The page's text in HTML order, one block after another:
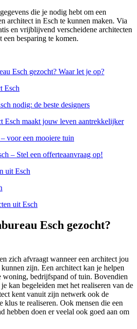
die je nodig hebt om een
architect in Esch te kunnen maken. Via
en vrijblijvend verscheidene architecten
besparing te komen.
Esch gezocht? Waar let je op?
Esch
nodig: de beste designers
Esch maakt jouw leven aantrekkelijker
voor een mooiere tuin
– Stel een offerteaanvraag op!
uit Esch
uit Esch
Esch gezocht?
zich afvraagt wanneer een architect jou
zijn. Een architect kan je helpen
woning, bedrijfspand of tuin. Bovendien
kan begeleiden met het realiseren van de
kent vanuit zijn netwerk ook de
klus te realiseren. Ook mensen die een
hebben doen er veelal ook goed aan om